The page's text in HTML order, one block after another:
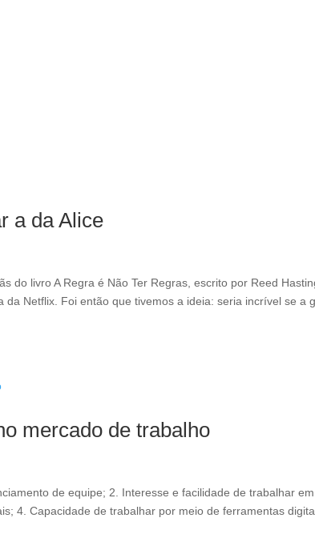
a da Alice
do livro A Regra é Não Ter Regras, escrito por Reed
Netflix. Foi então que tivemos a ideia: seria incrível se a
mercado de trabalho
de equipe; 2. Interesse e facilidade de trabalhar em
4. Capacidade de trabalhar por meio de ferramentas